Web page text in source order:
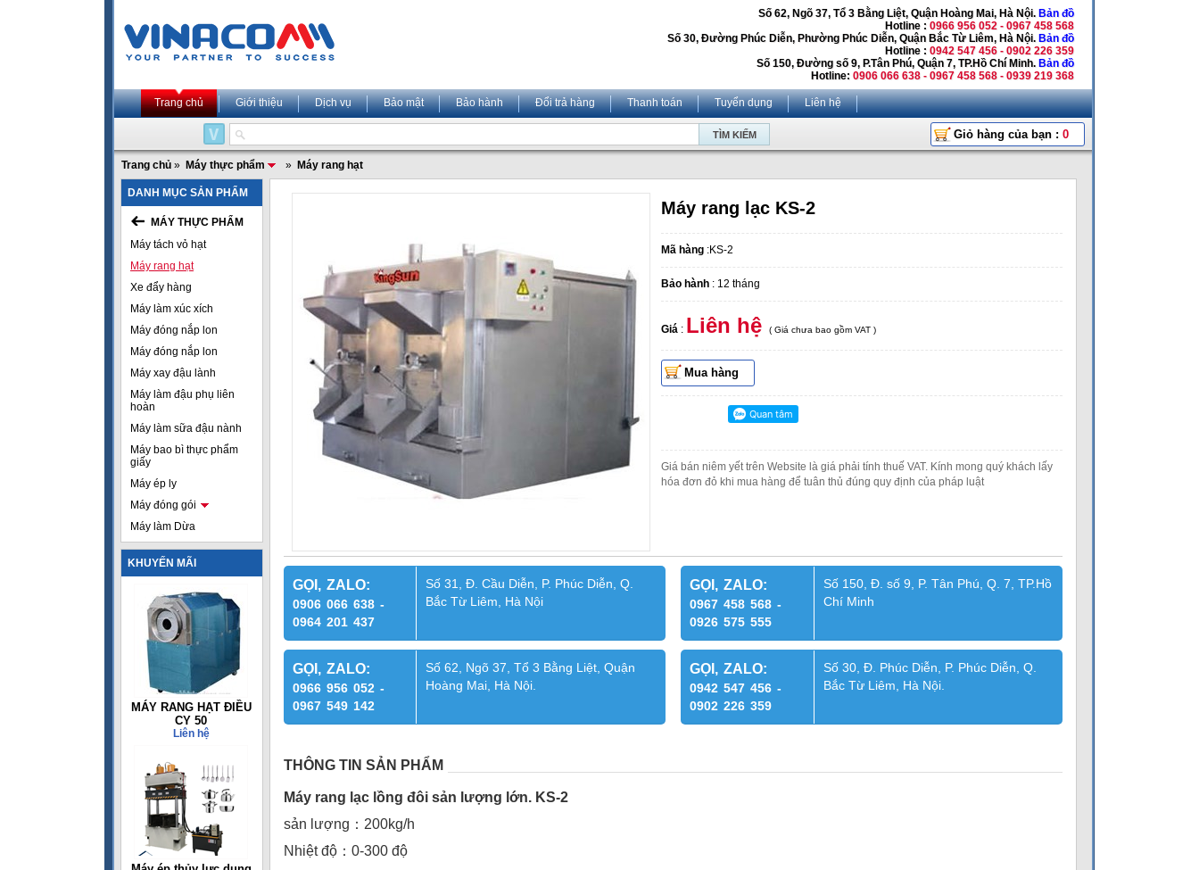
Số 62, Ngõ 37, Tổ 3 Bằng Liệt, Quận Hoàng Mai, Hà Nội. Bản đồ
Hotline : 0966 956 052 - 0967 458 568
Số 30, Đường Phúc Diễn, Phường Phúc Diễn, Quận Bắc Từ Liêm, Hà Nội. Bản đồ
Hotline : 0942 547 456 - 0902 226 359
Số 150, Đường số 9, P.Tân Phú, Quận 7, TP.Hồ Chí Minh. Bản đồ
Hotline: 0906 066 638 - 0967 458 568 - 0939 219 368
Trang chủ Giới thiệu Dịch vụ Bảo mật Bảo hành Đổi trả hàng Thanh toán Tuyển dụng Liên hệ
Giỏ hàng của bạn : 0
Trang chủ » Máy thực phẩm » Máy rang hạt
DANH MỤC SẢN PHẨM
MÁY THỰC PHẨM
Máy tách vỏ hạt
Máy rang hạt
Xe đẩy hàng
Máy làm xúc xích
Máy đóng nắp lon
Máy đóng nắp lon
Máy xay đậu lành
Máy làm đậu phụ liên
hoàn
Máy làm sữa đậu nành
Máy bao bì thực phẩm
giấy
Máy ép ly
Máy đóng gói
Máy làm Dừa
KHUYẾN MÃI
MÁY RANG HẠT ĐIỀU
CY 50
Liên hệ
Máy rang lạc KS-2
Mã hàng :KS-2
Bảo hành : 12 tháng
Giá : Liên hệ ( Giá chưa bao gồm VAT )
Mua hàng
Giá bán niêm yết trên Website là giá phải tính thuế VAT. Kính mong quý khách lấy
hóa đơn đỏ khi mua hàng để tuân thủ đúng quy định của pháp luật
GỌI, ZALO:
0906 066 638 -
0964 201 437
Số 31, Đ. Cầu Diễn, P. Phúc Diễn, Q.
Bắc Từ Liêm, Hà Nội
GỌI, ZALO:
0967 458 568 -
0926 575 555
Số 150, Đ. số 9, P. Tân Phú, Q. 7, TP.Hồ
Chí Minh
GỌI, ZALO:
0966 956 052 -
0967 549 142
Số 62, Ngõ 37, Tổ 3 Bằng Liệt, Quận
Hoàng Mai, Hà Nội.
GỌI, ZALO:
0942 547 456 -
0902 226 359
Số 30, Đ. Phúc Diễn, P. Phúc Diễn, Q.
Bắc Từ Liêm, Hà Nội.
THÔNG TIN SẢN PHẨM
Máy rang lạc lồng đôi sản lượng lớn. KS-2
sản lượng：200kg/h
Nhiệt độ：0-300 độ